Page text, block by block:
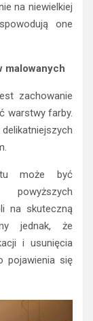
na niewielkiej
one
malowanych
zachowanie
warstwy farby.
może być
na skuteczną
jednak, że
i usunięcia
pojawienia się